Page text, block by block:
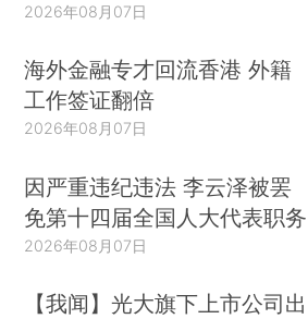
2026年08月07日
海外金融专才回流香港 外籍
工作签证翻倍
2026年08月07日
因严重违纪违法 李云泽被罢
免第十四届全国人大代表职务
2026年08月07日
【我闻】光大旗下上市公司出